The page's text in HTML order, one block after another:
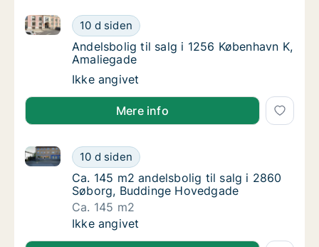
Andelsbolig til salg i 1256 København K,
10 d siden
Andelsbolig til salg i 1256 København K, Amaliegade
Andelsbolig til salg i 1256 København K,
Andelsbolig til salg i 1256 København K,
Amaliegade
Andelsbolig til salg i 1256 København K,
Ikke angivet
Mere info
Ca. 145 m2 andelsbolig til salg i 2860
10 d siden
Ca. 145 m2 andelsbolig til salg i 2860 Søborg,
Ca. 145 m2 andelsbolig til salg i 2860
Ca. 145 m2 andelsbolig til salg i 2860
Søborg, Buddinge Hovedgade
Ca. 145 m2
Ca. 145 m2 andelsbolig til salg i 2860
Ikke angivet